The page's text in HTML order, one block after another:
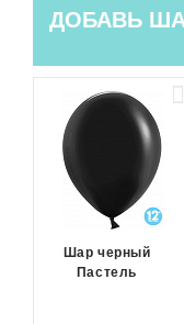
ДОБАВЬ
Шар черный
Пастель